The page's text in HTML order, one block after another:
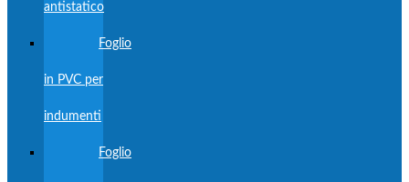
antistatico
Foglio
in PVC per
indumenti
Foglio